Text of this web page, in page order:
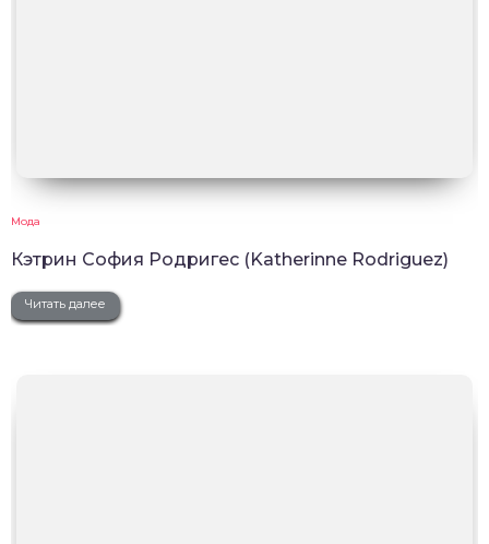
Мода
Кэтрин София Родригес (Katherinne Rodriguez)
Читать далее